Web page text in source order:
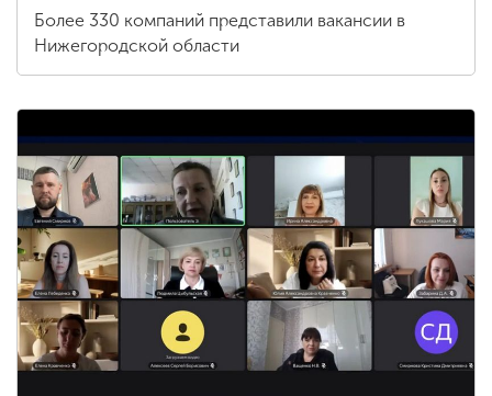
Более 330 компаний представили вакансии в
Нижегородской области